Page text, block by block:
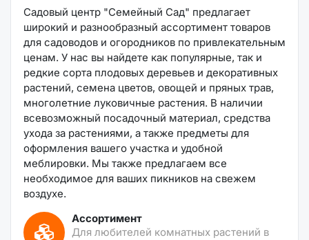
Садовый центр "Семейный Сад" предлагает
широкий и разнообразный ассортимент товаров
для садоводов и огородников по привлекательным
ценам. У нас вы найдете как популярные, так и
редкие сорта плодовых деревьев и декоративных
растений, семена цветов, овощей и пряных трав,
многолетние луковичные растения. В наличии
всевозможный посадочный материал, средства
ухода за растениями, а также предметы для
оформления вашего участка и удобной
меблировки. Мы также предлагаем все
необходимое для ваших пикников на свежем
воздухе.
Ассортимент
Для любителей комнатных растений в